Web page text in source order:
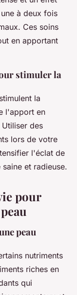
à deux fois
Ces soins
en apportant
stimuler la
stimulent la
l'apport en
des
lors de votre
l'éclat de
et radieuse.
pour
peau
nutriments
riches en
qui